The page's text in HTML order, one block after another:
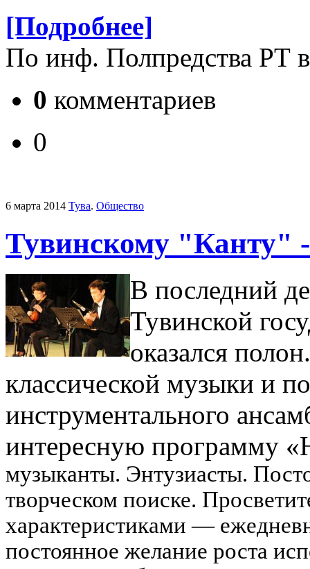
[Подробнее]
По инф. Полпредства РТ
0 комментариев
0
6 марта 2014 Тува. Общество
Тувинскому "Канту" -
В последний
Тувинской
оказался
классической музыки и
инструментального
интересную программу
музыканты. Энтузиасты.
творческом поиске.
характеристиками —
постоянное желание роста